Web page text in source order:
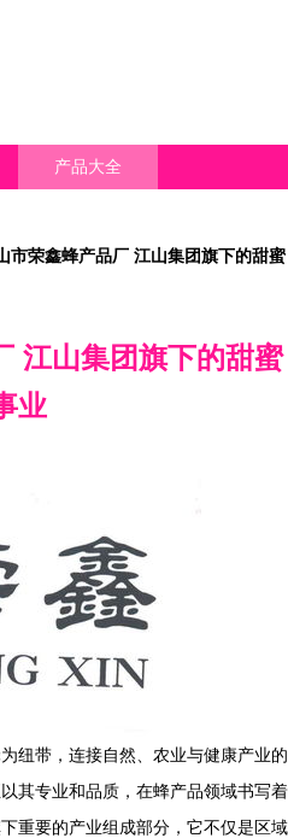
产品大全
市荣鑫蜂产品厂 江山集团旗下的甜蜜
江山集团旗下的甜蜜
业
纽带，连接自然、农业与健康产业的
其专业和品质，在蜂产品领域书写着
重要的产业组成部分，它不仅是区域